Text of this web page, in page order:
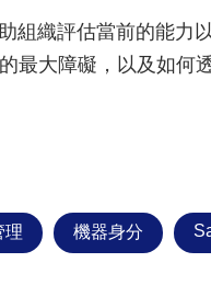
組織評估當前的能力
最大障礙，以及如何
理 機器身分